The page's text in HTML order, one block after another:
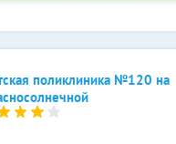
поликлиника №120 на